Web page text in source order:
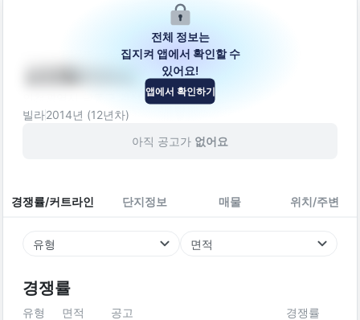
삼양힐아파트
인천광역시 남동구 간석로66번길 10
빌라2014년 (12년차)
아직 공고가 없어요
경쟁률/커트라인 단지정보 매물 위치/주변
유형 면적
경쟁률
전체 정보는
집지켜 앱에서 확인할 수
있어요!
앱에서 확인하기
유형 면적 공고 경쟁률